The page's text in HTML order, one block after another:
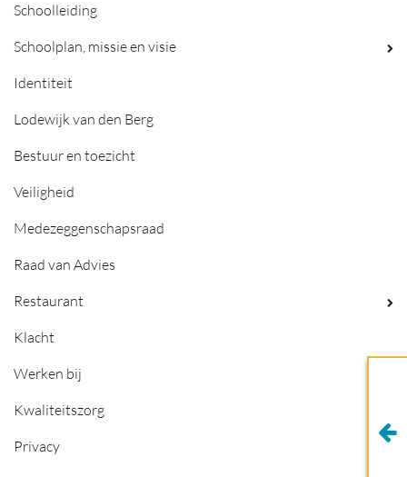
Schoolleiding
Schoolplan, missie en visie
Identiteit
Lodewijk van den Berg
Bestuur en toezicht
Veiligheid
Medezeggenschapsraad
Raad van Advies
Restaurant
Klacht
Werken bij
Kwaliteitszorg
Privacy